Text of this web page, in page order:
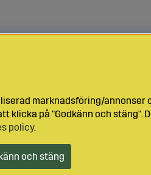
marknadsföring/annonser
på "Godkänn och stäng".
policy.
och stäng